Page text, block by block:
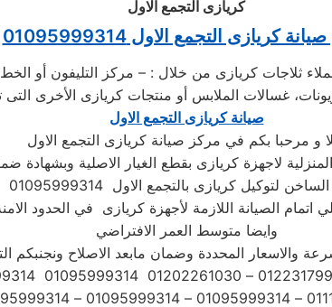
كريازى التجمع الاول
كريازى التجمع الاول 01095999314
ثلاجات كريازى من خلال : – مركز التليفون أو
غسالات الملابس أو منتجات كريازى الأخرى التى
صيانة كريازى التجمع الاول
و مرحبا بكم في مركز صيانة كريازى التجمع الاول
لاجهزة كريازى بقطع الغيار الاصلية
لتوكيل كريازى بالتجمع الاول 01095999314
اتمام الصيانة اللازمة لأجهزة كريازى في الحدود
وايضا متوسط العمر الافتراضي
والاسعار المحددة وضمان مابعد الاصلاح ونجنبكم